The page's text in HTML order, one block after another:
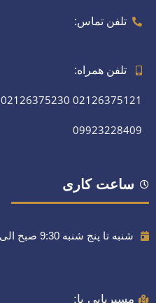
تلفن تماس:
تلفن همراه:
02126375121
02126375230
09923228409
ساعت کاری
شنبه تا پنج شنبه 9:30 صبح الی 8 شب
مسیریابی با: